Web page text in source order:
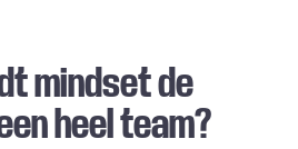
mindset de
heel team?